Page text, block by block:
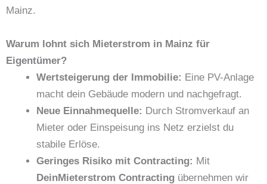
Mainz.
Warum lohnt sich Mieterstrom in Mainz für
Eigentümer?
Wertsteigerung der Immobilie: Eine PV-Anlage
macht dein Gebäude modern und nachgefragt.
Neue Einnahmequelle: Durch Stromverkauf an
Mieter oder Einspeisung ins Netz erzielst du
stabile Erlöse.
Geringes Risiko mit Contracting: Mit
DeinMieterstrom Contracting übernehmen wir